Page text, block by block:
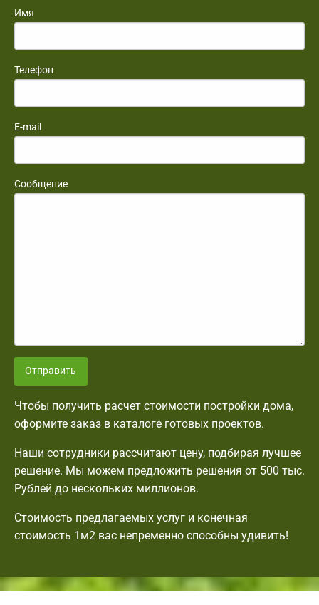
Имя
Телефон
E-mail
Сообщение
Отправить
Чтобы получить расчет стоимости постройки дома,
оформите заказ в каталоге готовых проектов.
Наши сотрудники рассчитают цену, подбирая лучшее
решение. Мы можем предложить решения от 500 тыс.
Рублей до нескольких миллионов.
Стоимость предлагаемых услуг и конечная
стоимость 1м2 вас непременно способны удивить!